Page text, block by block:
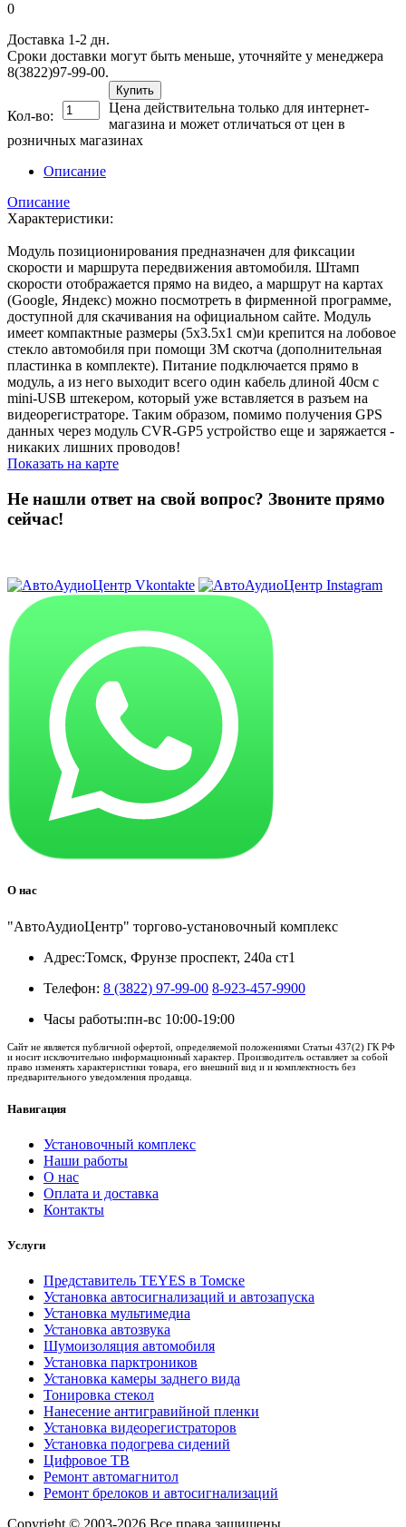
0
Доставка 1-2 дн.
Сроки доставки могут быть меньше, уточняйте у менеджера
8(3822)97-99-00.
Кол-во:
Купить
Цена действительна только для интернет-
магазина и может отличаться от цен в
розничных магазинах
Описание
Описание
Характеристики:
Модуль позиционирования предназначен для фиксации
скорости и маршрута передвижения автомобиля. Штамп
скорости отображается прямо на видео, а маршрут на картах
(Google, Яндекс) можно посмотреть в фирменной программе,
доступной для скачивания на официальном сайте. Модуль
имеет компактные размеры (5х3.5х1 см)и крепится на лобовое
стекло автомобиля при помощи 3М скотча (дополнительная
пластинка в комплекте). Питание подключается прямо в
модуль, а из него выходит всего один кабель длиной 40см с
mini-USB штекером, который уже вставляется в разъем на
видеорегистраторе. Таким образом, помимо получения GPS
данных через модуль CVR-GP5 устройство еще и заряжается -
никаких лишних проводов!
Показать на карте
Не нашли ответ на свой вопрос? Звоните прямо
сейчас!
О нас
"АвтоАудиоЦентр" торгово-установочный комплекс
Адрес:Томск, Фрунзе проспект, 240а ст1
Телефон: 8 (3822) 97-99-00 8-923-457-9900
Часы работы:пн-вс 10:00-19:00
Сайт не является публичной офертой, определяемой положениями Статьи 437(2) ГК РФ
и носит исключительно информационный характер. Производитель оставляет за собой
право изменять характеристики товара, его внешний вид и и комплектность без
предварительного уведомления продавца.
Навигация
Установочный комплекс
Наши работы
О нас
Оплата и доставка
Контакты
Услуги
Представитель TEYES в Томске
Установка автосигнализаций и автозапуска
Установка мультимедиа
Установка автозвука
Шумоизоляция автомобиля
Установка парктроников
Установка камеры заднего вида
Тонировка стекол
Нанесение антигравийной пленки
Установка видеорегистраторов
Установка подогрева сидений
Цифровое ТВ
Ремонт автомагнитол
Ремонт брелоков и автосигнализаций